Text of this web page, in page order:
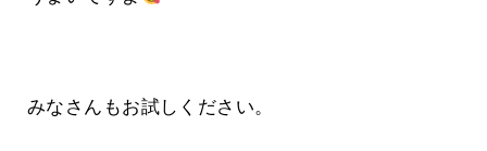
みなさんもお試しください。